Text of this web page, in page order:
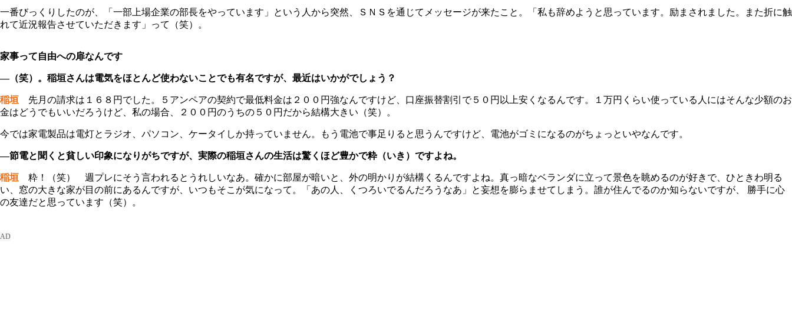
一番びっくりしたのが、「一部上場企業の部長をやっています」という人から突然、ＳＮＳを通じてメッセージが来たこと。「私も辞めようと思っています。励まされました。また折に触
れて近況報告させていただきます」って（笑）。
家事って自由への扉なんです
―（笑）。稲垣さんは電気をほとんど使わないことでも有名ですが、最近はいかがでしょう？
稲垣 先月の請求は１６８円でした。５アンペアの契約で最低料金は２００円強なんですけど、口座振替割引で５０円以上安くなるんです。１万円くらい使っている人にはそんな少額のお
金はどうでもいいだろうけど、私の場合、２００円のうちの５０円だから結構大きい（笑）。
今では家電製品は電灯とラジオ、パソコン、ケータイしか持っていません。もう電池で事足りると思うんですけど、電池がゴミになるのがちょっといやなんです。
―節電と聞くと貧しい印象になりがちですが、実際の稲垣さんの生活は驚くほど豊かで粋（いき）ですよね。
稲垣 粋！（笑） 週プレにそう言われるとうれしいなあ。確かに部屋が暗いと、外の明かりが結構くるんですよね。真っ暗なベランダに立って景色を眺めるのが好きで、ひときわ明る
い、窓の大きな家が目の前にあるんですが、いつもそこが気になって。「あの人、くつろいでるんだろうなあ」と妄想を膨らませてしまう。誰が住んでるのか知らないですが、 勝手に心
の友達だと思っています（笑）。